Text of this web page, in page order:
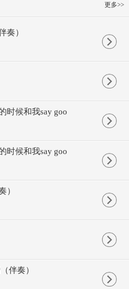
原地想着与你有缘
心田 不想被人发现
在表演 我也视而不见
你的时候和我说再见
街道留下陌生的脸
你的时候和别人爱恋
你的时候和别人爱恋
一生最大的遗憾
你的时候和别人爱恋
原地想着与你有缘
定假装坚强勇往直前
你的时候和我说再见
你的时候和别人爱恋
你的时候和我说再见
更多>>
奏）
时候和我say goo
时候和我say goo
）
伴奏）